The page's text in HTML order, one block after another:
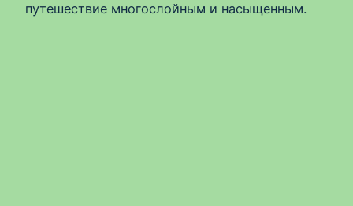
путешествие многослойным и насыщенным.